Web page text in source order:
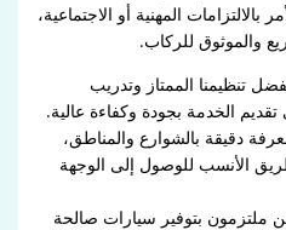
المهنية أو الاجتماعية،
والموثوق للركاب.
تنظيمنا الممتاز وتدريب
الخدمة بجودة وكفاءة عالية.
دقيقة بالشوارع والمناطق،
الأنسب للوصول إلى الوجهة
ملتزمون بتوفير سيارات صالحة